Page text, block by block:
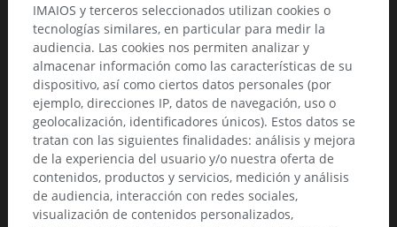
High signal
High signal
Fatty degeneration of subchondral marrow.
Modic 3
Low signal
Low signal
Extensive bony sclerosis
IMAIOS y terceros seleccionados utilizan cookies o
tecnologías similares, en particular para medir la
audiencia. Las cookies nos permiten analizar y
almacenar información como las características de su
dispositivo, así como ciertos datos personales (por
ejemplo, direcciones IP, datos de navegación, uso o
geolocalización, identificadores únicos). Estos datos se
tratan con las siguientes finalidades: análisis y mejora
de la experiencia del usuario y/o nuestra oferta de
contenidos, productos y servicios, medición y análisis
de audiencia, interacción con redes sociales,
visualización de contenidos personalizados,